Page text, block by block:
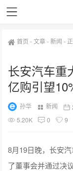
首页 -文章-新闻 -
长安汽车重
亿购引望
孙华 新闻
5.20K
0 9
8月19日晚，长安
了董事会并通过决